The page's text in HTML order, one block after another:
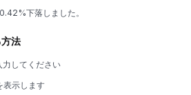
下落しました。
法
してください
表示します